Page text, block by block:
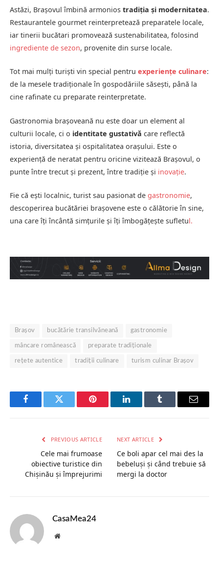
Astăzi, Brașovul îmbină armonios tradiția și modernitatea.
Restaurantele gourmet reinterpretează preparatele locale,
iar tinerii bucătari promovează sustenabilitatea, folosind
ingrediente de sezon, provenite din surse locale.
Tot mai mulți turiști vin special pentru experiențe culinare:
de la mesele tradiționale în gospodăriile săsești, până la
cine rafinate cu preparate reinterpretate.
Gastronomia brașoveană nu este doar un element al
culturii locale, ci o identitate gustativă care reflectă
istoria, diversitatea și ospitalitatea orașului. Este o
experiență de neratat pentru oricine vizitează Brașovul, o
punte între trecut și prezent, între tradiție și inovație.
Fie că ești localnic, turist sau pasionat de gastronomie,
descoperirea bucătăriei brașovene este o călătorie în sine,
una care îți încântă simțurile și îți îmbogățește sufletul.
Brașov bucătărie transilvăneană gastronomie
mâncare românească preparate tradiționale
rețete autentice tradiții culinare turism culinar Brașov
FacebookTwitter Pinterest LinkedInTumblr Email
PREVIOUS ARTICLE
Cele mai frumoase
obiective turistice din
Chișinău și împrejurimi
NEXT ARTICLE
Ce boli apar cel mai des la
bebeluși și când trebuie să
mergi la doctor
CasaMea24
Website